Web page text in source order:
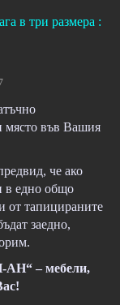
в три размера :
място във Вашия
че ако
в едно общо
от тапицираните
заедно,
АН“ – мебели,